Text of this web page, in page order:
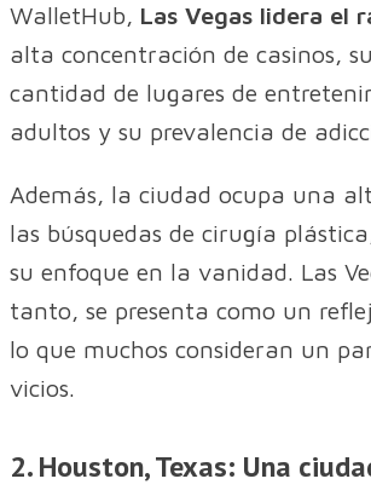
WalletHub, Las Vegas lidera el
alta concentración de casinos,
cantidad de lugares de
adultos y su prevalencia de
Además, la ciudad ocupa una
las búsquedas de cirugía
su enfoque en la vanidad. Las
tanto, se presenta como un
lo que muchos consideran un
vicios.
2. Houston, Texas: Una